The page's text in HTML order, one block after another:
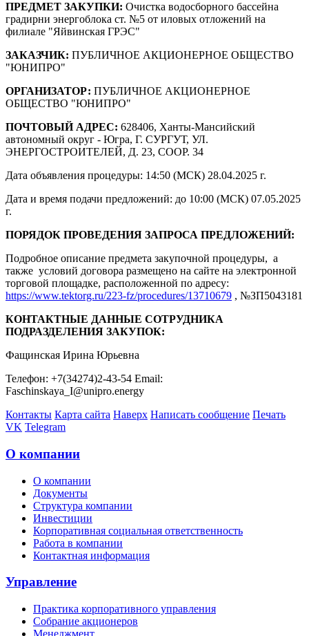
ПРЕДМЕТ ЗАКУПКИ: Очистка водосборного бассейна
градирни энергоблока ст. №5 от иловых отложений на
филиале "Яйвинская ГРЭС"
ЗАКАЗЧИК: ПУБЛИЧНОЕ АКЦИОНЕРНОЕ ОБЩЕСТВО
"ЮНИПРО"
ОРГАНИЗАТОР: ПУБЛИЧНОЕ АКЦИОНЕРНОЕ
ОБЩЕСТВО "ЮНИПРО"
ПОЧТОВЫЙ АДРЕС: 628406, Ханты-Мансийский
автономный округ - Югра, Г. СУРГУТ, УЛ.
ЭНЕРГОСТРОИТЕЛЕЙ, Д. 23, СООР. 34
Дата объявления процедуры: 14:50 (МСК) 28.04.2025 г.
Дата и время подачи предложений: до 10:00 (МСК) 07.05.2025
г.
ПОРЯДОК ПРОВЕДЕНИЯ ЗАПРОСА ПРЕДЛОЖЕНИЙ:
Подробное описание предмета закупочной процедуры, а
также условий договора размещено на сайте на электронной
торговой площадке, расположенной по адресу:
https://www.tektorg.ru/223-fz/procedures/13710679 , №ЗП5043181
КОНТАКТНЫЕ ДАННЫЕ СОТРУДНИКА
ПОДРАЗДЕЛЕНИЯ ЗАКУПОК:
Фащинская Ирина Юрьевна
Телефон: +7(34274)2-43-54 Email:
Faschinskaya_I@unipro.energy
Контакты Карта сайта Наверх Написать сообщение Печать
VK Telegram
О компании
О компании
Документы
Структура компании
Инвестиции
Корпоративная социальная ответственность
Работа в компании
Контактная информация
Управление
Практика корпоративного управления
Собрание акционеров
Менеджмент